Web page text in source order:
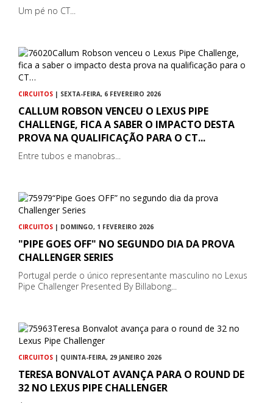
Um pé no CT...
CIRCUITOS | SEXTA-FEIRA, 6 FEVEREIRO 2026
CALLUM ROBSON VENCEU O LEXUS PIPE
CHALLENGE, FICA A SABER O IMPACTO DESTA
PROVA NA QUALIFICAÇÃO PARA O CT...
Entre tubos e manobras...
CIRCUITOS | DOMINGO, 1 FEVEREIRO 2026
"PIPE GOES OFF" NO SEGUNDO DIA DA PROVA
CHALLENGER SERIES
Portugal perde o único representante masculino no Lexus
Pipe Challenger Presented By Billabong...
CIRCUITOS | QUINTA-FEIRA, 29 JANEIRO 2026
TERESA BONVALOT AVANÇA PARA O ROUND DE
32 NO LEXUS PIPE CHALLENGER